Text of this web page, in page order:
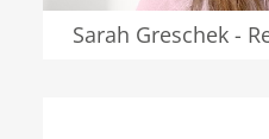
Sarah Greschek -